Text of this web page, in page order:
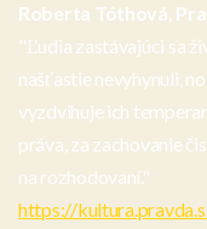
Roberta Tóthová,
"Ľudia zastávajúci sa
našťastie nevyhynuli,
vyzdvihuje ich
práva, za zachovanie
na rozhodovaní."
https://